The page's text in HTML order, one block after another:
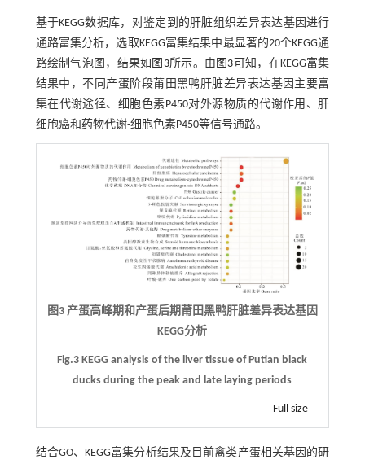
基于KEGG数据库，对鉴定到的肝脏组织差异表达基因进行
通路富集分析，选取KEGG富集结果中最显著的20个KEGG通
路绘制气泡图，结果如 图3所示。由 图3 可知，在KEGG富集
结果中，不同产蛋阶段莆田黑鸭肝脏差异表达基因主要富
集在代谢途径、细胞色素P450对外源物质的代谢作用、肝
细胞癌和药物代谢-细胞色素P450等信号通路。
图3 产蛋高峰期和产蛋后期莆田黑鸭肝脏差异表达基因
KEGG分析
Fig.3 KEGG analysis of the liver tissue of Putian black
ducks during the peak and late laying periods
Full size
结合GO、KEGG富集分析结果及目前禽类产蛋相关基因的研